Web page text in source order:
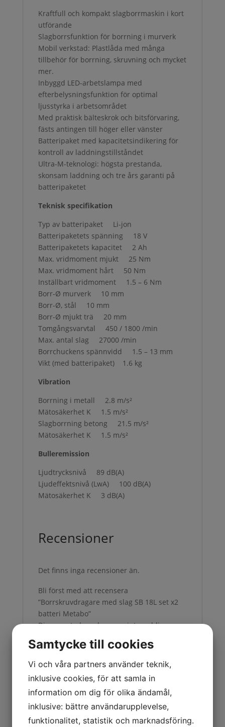
Kraftfull och kompakt slagborrmaskin i kort
utförande
Slagborrsfunktion för borrning i murverk
Mobil verkstad: Plastlåda med många
tillbehör för borrning, skruvning och mycket
mer.
Inbyggd LED-arbetslampa med
efterbelysningsfunktion för optimal
ljusstyrka i arbetsområdet
Med praktisk bälteskrok och bitsförvaring,
fästs antingen till höger eller vänster
Batteripaket med kapacitetsindikering för
kontroll av laddningstillståndet
Ultra-M-teknologi: högsta prestanda,
skonsam laddning och tre års garanti på
batteripaketet
Teknisk specifikation
Typ av batteripaket Li-jon
Batteripaketets spänning 18 V
Batteripaketets kapacitet 2 Ah
Max. vridmoment mjukt 25 Nm
Max. vridmoment hårt 50 Nm
Inställbart vridmoment 1.5 – 6 Nm
Borr-Ø murverk 10 mm
Borr-Ø, stål 10 mm
Borr-Ø mjukt trä 20 mm
Tomgångsvarvtal 450 / 1800 /min
Max. antal slag 27000 /min
Borrchuckens spännvidd 1.5 – 13 mm
Vikt (med batteripaket) 1.6 kg
Vibration
Borrning i metall 2.8 m/s²
Mätosäkerhet K 1.5 m/s²
Slagborrning betong 21.5 m/s²
Mätosäkerhet K 1.5 m/s²
Bulleremission
Ljudtrycksnivå 89 dB(A)
Ljudeffektsnivå (LwA) 100 dB(A)
Mätosäkerhet K 3 dB(A)
Recensioner
Det finns inga recensioner än.
Bli först med att recensera
”Borrskruvdragare med slag SB 18L set x2
batteri Metabo”
Din e-postadress kommer inte publiceras.
Obligatoriska fält är märkta
Din recension *
Samtycke till cookies
Vi och våra partners använder teknik,
inklusive cookies, för att samla in
information om dig för olika ändamål,
inklusive: bättre användarupplevelse,
funktionalitet, statistik och marknadsföring.